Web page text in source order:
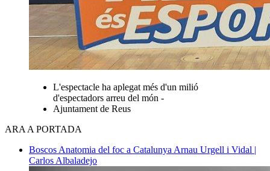
L'espectacle ha aplegat més d'un milió
d'espectadors arreu del món -
Ajuntament de Reus
ARA A PORTADA
Boscos Anatomia del foc a Catalunya Arnau Urgell i Vidal |
Carlos Albaladejo